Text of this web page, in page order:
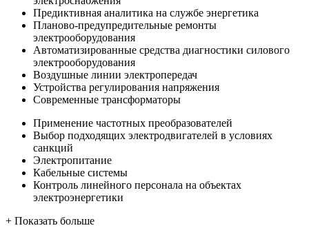
Предиктивная аналитика на службе энергетика
Планово-предупредительные ремонты
электрооборудования
Автоматизированные средства диагностики силового
электрооборудования
Воздушные линии электропередач
Устройства регулирования напряжения
Современные трансформаторы
Применение частотных преобразователей
Выбор подходящих электродвигателей в условиях
санкций
Электропитание
Кабельные системы
Контроль линейного персонала на объектах
электроэнергетики
+ Показать больше